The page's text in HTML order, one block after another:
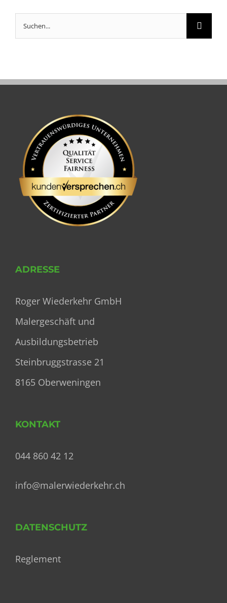
Suche
ADRESSE
Roger Wiederkehr GmbH
Malergeschäft und
Ausbildungsbetrieb
Steinbruggstrasse 21
8165 Oberweningen
KONTAKT
044 860 42 12
info@malerwiederkehr.ch
DATENSCHUTZ
Reglement